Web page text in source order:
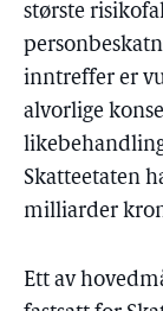
største
inntreffer er
alvorlige
Skatteetaten
milliarder
Ett av